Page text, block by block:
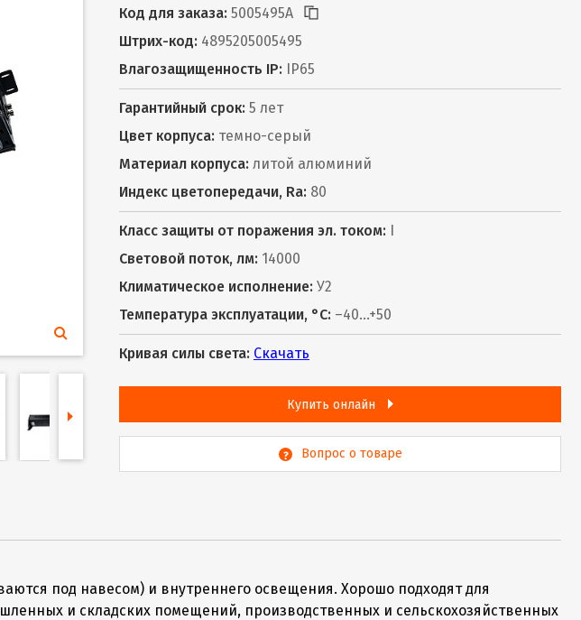
Код для заказа: 5005495A
Штрих-код: 4895205005495
Влагозащищенность IP: IP65
Гарантийный срок: 5 лет
Цвет корпуса: темно-серый
Материал корпуса: литой алюминий
Индекс цветопередачи, Ra: 80
Класс защиты от поражения эл. током: I
Световой поток, лм: 14000
Климатическое исполнение: У2
Температура эксплуатации, °С: –40...+50
Кривая силы света: Скачать
Купить онлайн
Вопрос о товаре
под навесом) и внутреннего освещения. Хорошо подходят для
и складских помещений, производственных и сельскохозяйственных